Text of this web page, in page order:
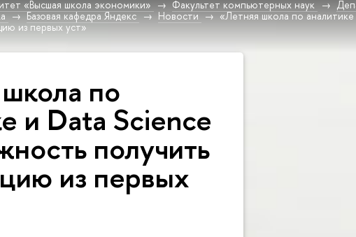
«Высшая школа экономики» Факультет компьютерных наук
Базовая кафедра Яндекс Новости
«Летняя школа по
из первых уст»
по
и Data Science
получить
из первых